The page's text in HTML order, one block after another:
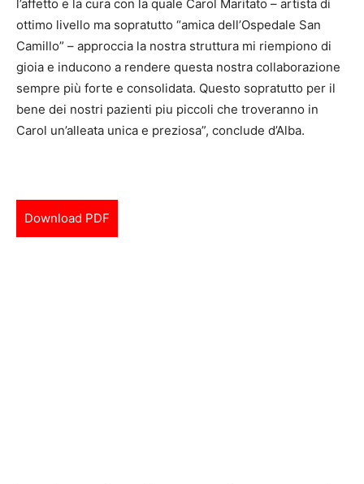
l’affetto e la cura con la quale Carol Maritato – artista di
ottimo livello ma sopratutto “amica dell’Ospedale San
Camillo” – approccia la nostra struttura mi riempiono di
gioia e inducono a rendere questa nostra collaborazione
sempre più forte e consolidata. Questo sopratutto per il
bene dei nostri pazienti piu piccoli che troveranno in
Carol un’alleata unica e preziosa”, conclude d’Alba.
Download PDF